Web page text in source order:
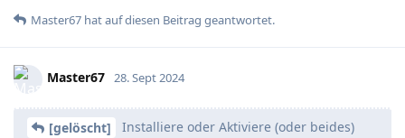
Master67 hatauf diesen Beitrag geantwortet.
Master67 28. Sept 2024
[gelöscht]
Installiere oder Aktiviere (oder beides)